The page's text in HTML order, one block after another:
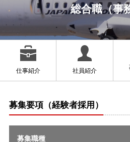
総合職（事
仕事紹介 社員紹介
募集要項（経験者採用）
募集職種